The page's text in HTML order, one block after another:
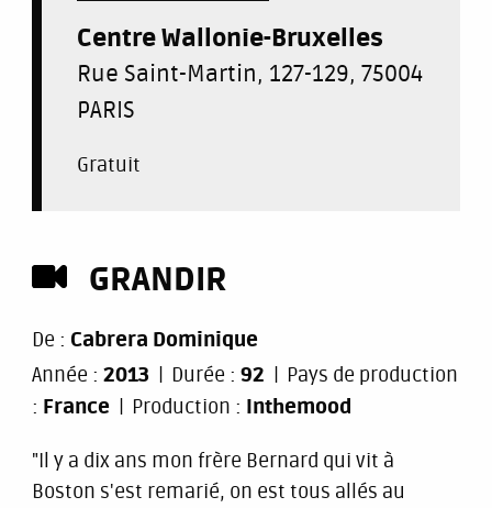
Centre Wallonie-Bruxelles
Rue Saint-Martin, 127-129, 75004
PARIS
Gratuit
GRANDIR
De : Cabrera Dominique
Année : 2013 Durée : 92
Pays de production
: France Production : Inthemood
"Il y a dix ans mon frère Bernard qui vit à
Boston s'est remarié, on est tous allés au